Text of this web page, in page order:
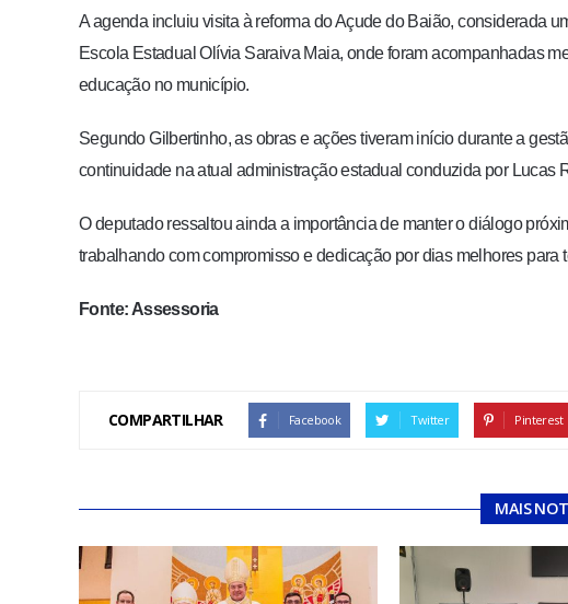
A agenda incluiu visita à reforma do Açude do Baião, considerada
Escola Estadual Olívia Saraiva Maia, onde foram acompanhadas
educação no município.
Segundo Gilbertinho, as obras e ações tiveram início durante a
continuidade na atual administração estadual conduzida por Lucas
O deputado ressaltou ainda a importância de manter o diálogo
trabalhando com compromisso e dedicação por dias melhores para
Fonte: Assessoria
COMPARTILHAR Facebook Twitter Pinterest
MAIS